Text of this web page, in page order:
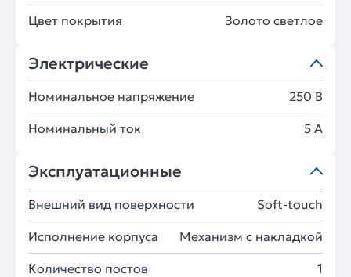
Цвет покрытия Золото светлое
Электрические
Номинальное напряжение 250 В
Номинальный ток 5 А
Эксплуатационные
Внешний вид поверхности Soft-touch
Исполнение корпуса Механизм с накладкой
Количество постов 1